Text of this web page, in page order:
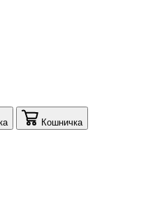
Кошничка